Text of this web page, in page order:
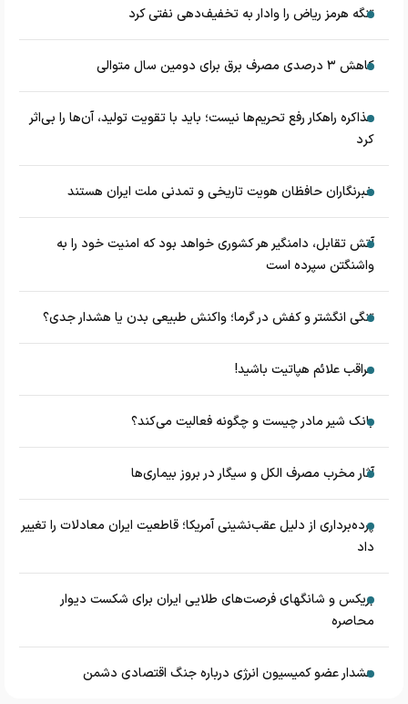
تنگه هرمز ریاض را وادار به تخفیف‌دهی نفتی کرد
کاهش ۳ درصدی مصرف برق برای دومین سال متوالی
مذاکره راهکار رفع تحریم‌ها نیست؛ باید با تقویت تولید، آن‌ها را بی‌اثر
کرد
خبرنگاران حافظان هویت تاریخی و تمدنی ملت ایران هستند
آتش تقابل، دامنگیر هر کشوری خواهد بود که امنیت خود را به
واشنگتن سپرده است
تنگی انگشتر و کفش در گرما؛ واکنش طبیعی بدن یا هشدار جدی؟
مراقب علائم هپاتیت باشید!
بانک شیر مادر چیست و چگونه فعالیت می‌کند؟
آثار مخرب مصرف الکل و سیگار در بروز بیماری‌ها
پرده‌برداری از دلیل عقب‌نشینی آمریکا؛ قاطعیت ایران معادلات را تغییر
داد
بریکس و شانگهای فرصت‌های طلایی ایران برای شکست دیوار
محاصره
هشدار عضو کمیسیون انرژی درباره جنگ اقتصادی دشمن